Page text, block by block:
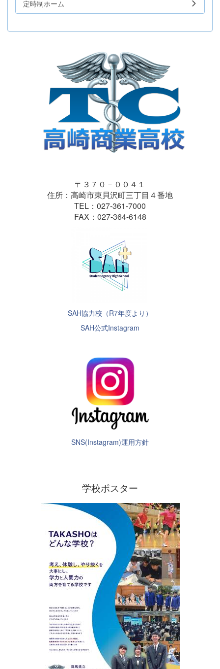
定時制ホーム
〒３７０－００４１
住所：高崎市東貝沢町三丁目４番地
TEL：027-361-7000
FAX：027-364-6148
SAH協力校（R7年度より）
SAH公式Instagram
SNS(Instagram)運用方針
学校ポスター